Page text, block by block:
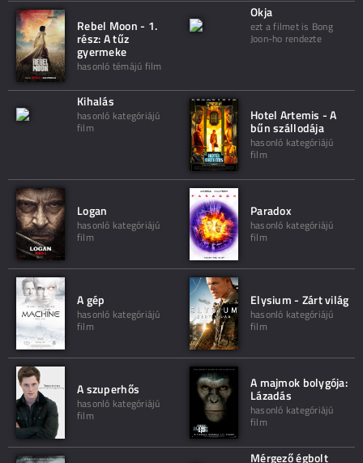
Rebel Moon - 1.
rész: A tűz
gyermeke
hasonló témájú film
Okja
ezt a filmet is Bong
Joon-ho rendezte
Kihalás
hasonló kategóriájú
film
Hotel Artemis - A
bűn szállodája
hasonló kategóriájú
film
Logan
hasonló kategóriájú
film
Paradox
hasonló kategóriájú
film
A gép
hasonló kategóriájú
film
Elysium - Zárt világ
hasonló kategóriájú
film
A szuperhős
hasonló kategóriájú
film
A majmok bolygója:
Lázadás
hasonló kategóriájú
film
Mérgező égbolt